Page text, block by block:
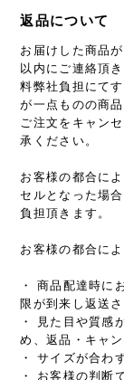
返品について
お届けした商品
以内にご連絡頂
料弊社負担にて
が一点ものの商
ご注文をキャン
承ください。
お客様の都合に
セルとなった場
負担頂きます。
お客様の都合に
・ 商品配達時に
限が到来し返送
・ 見た目や質感
め、返品・キャ
・ サイズが合わ
・ お客様の判断